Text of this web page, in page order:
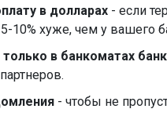
в долларах - если
10% хуже, чем у вашего
в банкоматах
- чтобы не